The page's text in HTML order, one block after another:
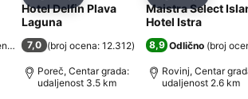
2.673 )
Hotel Delfin Plava
Laguna
7,0 (broj ocena: 12.312)
Poreč, Centar grada:
udaljenost 3.5 km
Maistra Select
Hotel Istra
8,9 Odlično (broj
Rovinj, Centar
udaljenost 2.6 km